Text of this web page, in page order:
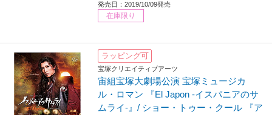
発売日：2019/10/09発売
在庫限り
ラッピング可
宝塚クリエイティブアーツ
宙組宝塚大劇場公演 宝塚ミュージカ
ル・ロマン 『El Japon -イスパニアのサ
ムライ-』/ ショー・トゥー・クール 『ア